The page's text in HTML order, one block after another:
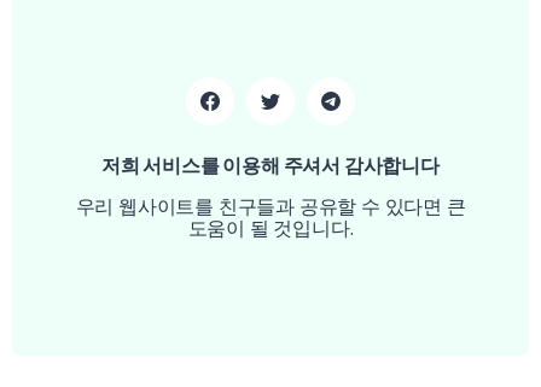
저희 서비스를 이용해 주셔서 감사합니다
우리 웹사이트를 친구들과 공유할 수 있다면 큰
도움이 될 것입니다.